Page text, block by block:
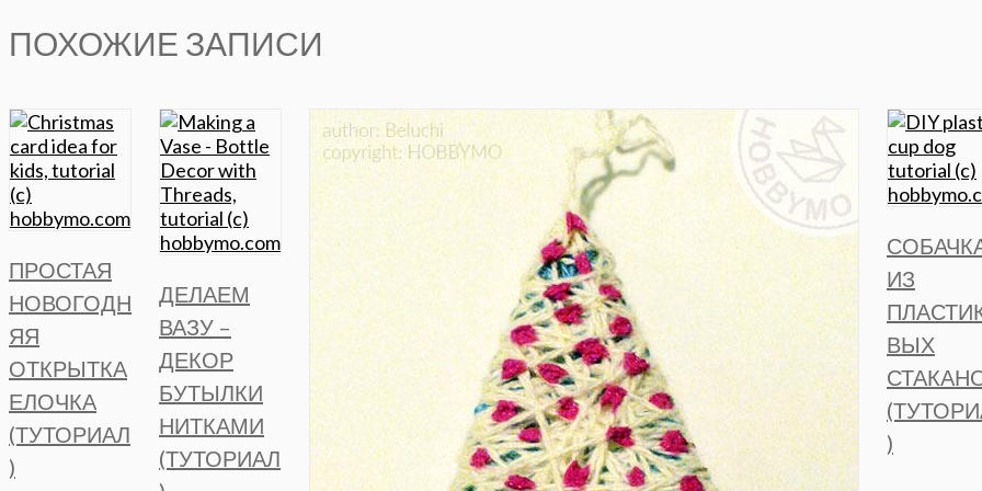
ПОХОЖИЕ ЗАПИСИ
ПРОСТАЯ
НОВОГОДН
ЯЯ
ОТКРЫТКА
ЕЛОЧКА
(ТУТОРИАЛ
)
ДЕЛАЕМ
ВАЗУ –
ДЕКОР
БУТЫЛКИ
НИТКАМИ
(ТУТОРИАЛ
ИЗ
ВЫХ
)